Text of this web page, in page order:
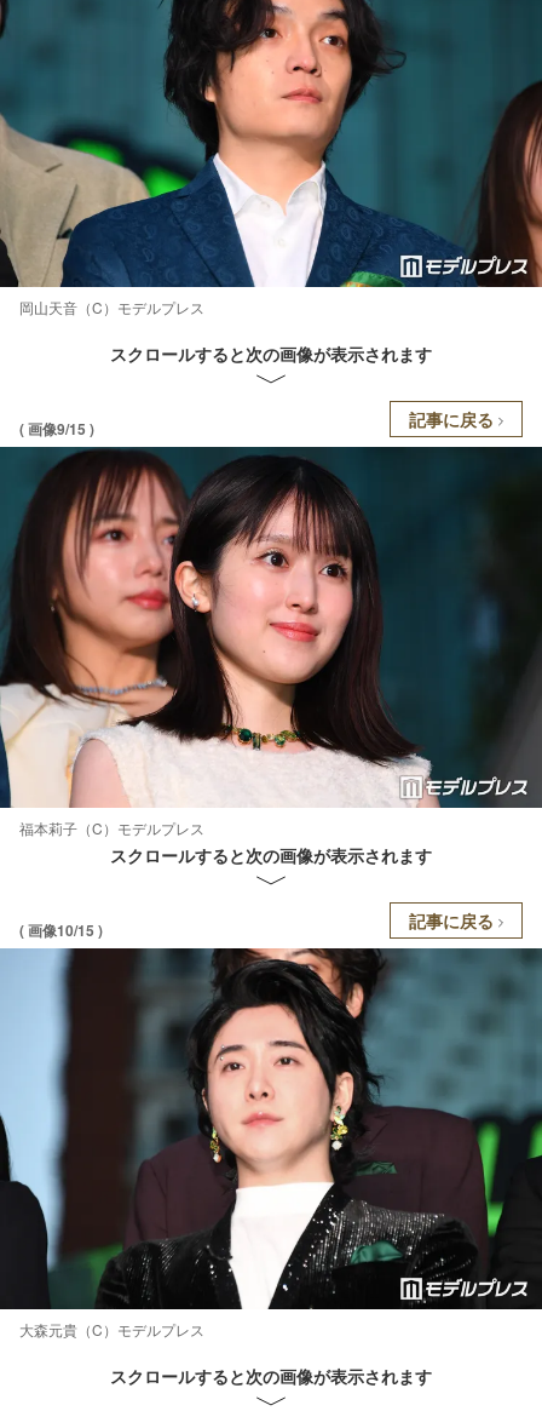
岡山天音（C）モデルプレス
スクロールすると次の画像が表示されます
( 画像9/15 ) 記事に戻る
福本莉子（C）モデルプレス
スクロールすると次の画像が表示されます
( 画像10/15 ) 記事に戻る
大森元貴（C）モデルプレス
スクロールすると次の画像が表示されます